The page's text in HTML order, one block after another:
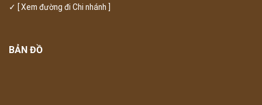
✓ [ Xem đường đi Chi nhánh ]
BẢN ĐỒ